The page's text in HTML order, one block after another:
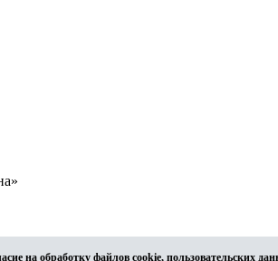
на обработку файлов cookie, пользовательских